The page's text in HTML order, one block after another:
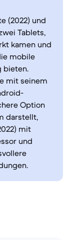
(2022) und
Tablets,
kamen und
mobile
bieten.
mit seinem
Option
darstellt,
mit
und